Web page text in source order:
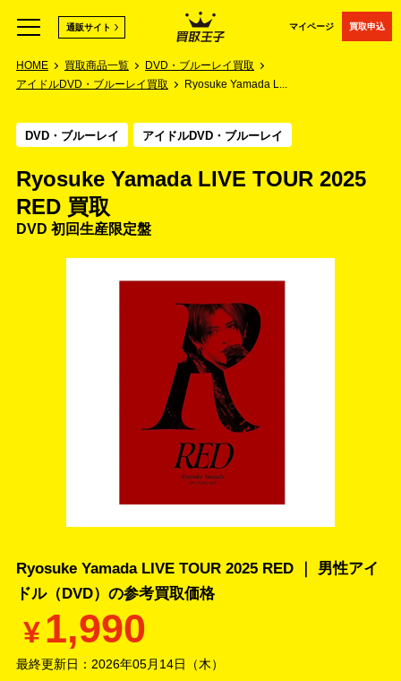
マイページ 買取申込
通販サイト
HOME 買取商品一覧
DVD・ブルーレイ買取
アイドルDVD・ブルーレイ買取
Ryosuke Yamada L...
DVD・ブルーレイ アイドルDVD・ブルーレイ
Ryosuke Yamada LIVE TOUR 2025
RED 買取
DVD 初回生産限定盤
Ryosuke Yamada LIVE TOUR 2025 RED ｜ 男性アイ
ドル（DVD）の参考買取価格
¥1,990
最終更新日： 2026年05月14日（木）